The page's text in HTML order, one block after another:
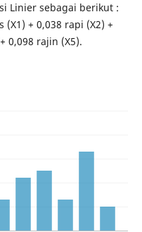
Linier sebagai berikut :
(X1) + 0,038 rapi (X2) +
0,098 rajin (X5).